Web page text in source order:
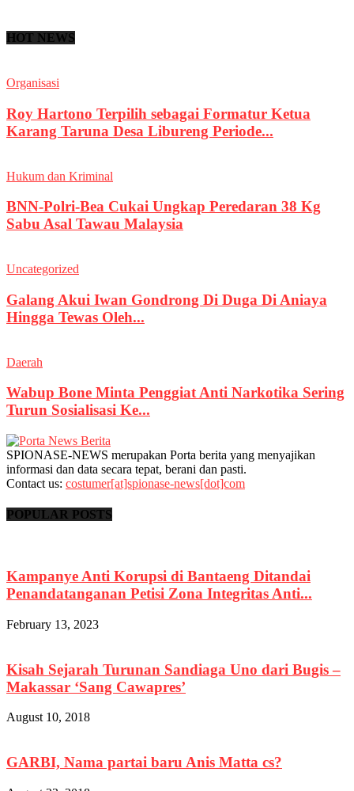
HOT NEWS
Organisasi
Roy Hartono Terpilih sebagai Formatur Ketua
Karang Taruna Desa Libureng Periode...
Hukum dan Kriminal
BNN-Polri-Bea Cukai Ungkap Peredaran 38 Kg
Sabu Asal Tawau Malaysia
Uncategorized
Galang Akui Iwan Gondrong Di Duga Di Aniaya
Hingga Tewas Oleh...
Daerah
Wabup Bone Minta Penggiat Anti Narkotika Sering
Turun Sosialisasi Ke...
SPIONASE-NEWS merupakan Porta berita yang menyajikan
informasi dan data secara tepat, berani dan pasti.
Contact us: costumer[at]spionase-news[dot]com
POPULAR POSTS
Kampanye Anti Korupsi di Bantaeng Ditandai
Penandatanganan Petisi Zona Integritas Anti...
February 13, 2023
Kisah Sejarah Turunan Sandiaga Uno dari Bugis –
Makassar ‘Sang Cawapres’
August 10, 2018
GARBI, Nama partai baru Anis Matta cs?